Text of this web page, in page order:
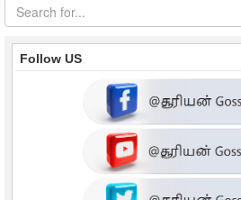
Follow US